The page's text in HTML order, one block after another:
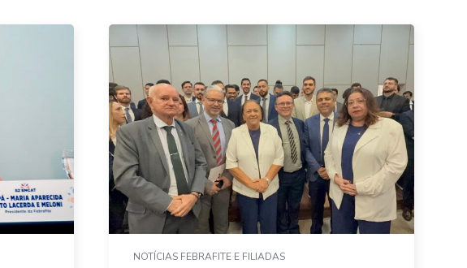
NOTÍCIAS FEBRAFITE E FILIADAS